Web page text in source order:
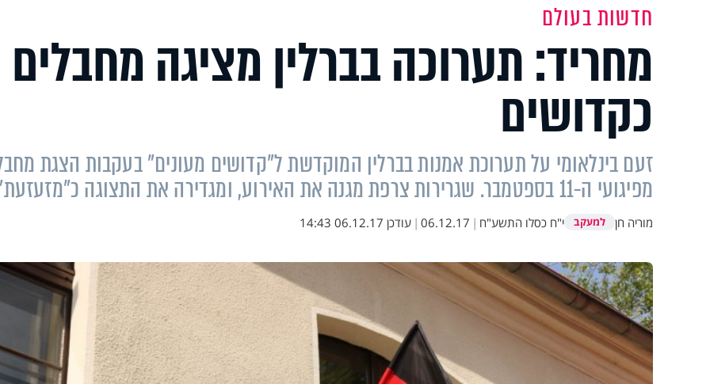
חדשות בעולם
מחריד: תערוכה בברלין מציגה מחבלים
כקדושים
זעם בינלאומי על תערוכת אמנות בברלין המוקדשת ל"קדושים מעונים" בעקבות הצגת
מפיגועי ה-11 בספטמבר. שגרירות צרפת מגנה את האירוע, ומגדירה את התצוגה כ"מזעזעת"
מוריה חן למעקב י"ח כסלו התשע"ח |
06.12.17
| עודכן 06.12.17 14:43